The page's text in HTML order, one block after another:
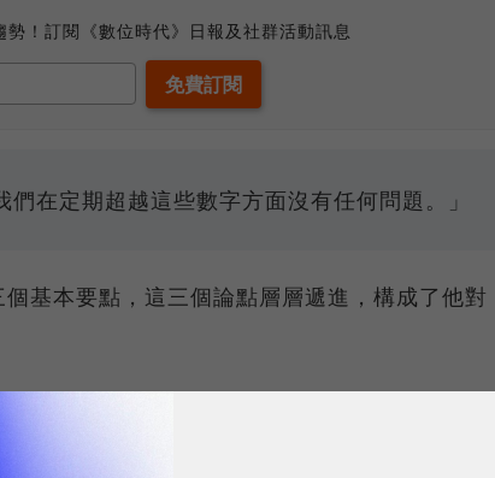
！訂閱《數位時代》日報及社群活動訊息
們在定期超越這些數字方面沒有任何問題。」
基本要點，這三個論點層層遞進，構成了他對
時代結束